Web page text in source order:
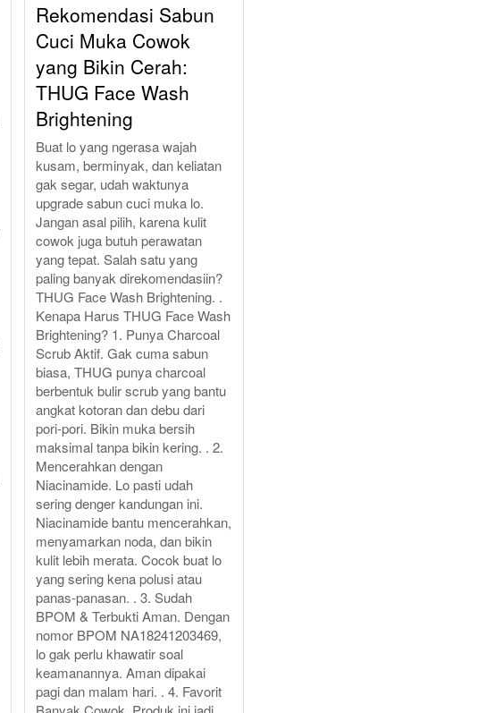
Rekomendasi Sabun
Cuci Muka Cowok
yang Bikin Cerah:
THUG Face Wash
Brightening
Buat lo yang ngerasa wajah
kusam, berminyak, dan keliatan
gak segar, udah waktunya
upgrade sabun cuci muka lo.
Jangan asal pilih, karena kulit
cowok juga butuh perawatan
yang tepat. Salah satu yang
paling banyak direkomendasiin?
THUG Face Wash Brightening. .
Kenapa Harus THUG Face Wash
Brightening? 1. Punya Charcoal
Scrub Aktif. Gak cuma sabun
biasa, THUG punya charcoal
berbentuk bulir scrub yang bantu
angkat kotoran dan debu dari
pori-pori. Bikin muka bersih
maksimal tanpa bikin kering. . 2.
Mencerahkan dengan
Niacinamide. Lo pasti udah
sering denger kandungan ini.
Niacinamide bantu mencerahkan,
menyamarkan noda, dan bikin
kulit lebih merata. Cocok buat lo
yang sering kena polusi atau
panas-panasan. . 3. Sudah
BPOM & Terbukti Aman. Dengan
nomor BPOM NA18241203469,
lo gak perlu khawatir soal
keamanannya. Aman dipakai
pagi dan malam hari. . 4. Favorit